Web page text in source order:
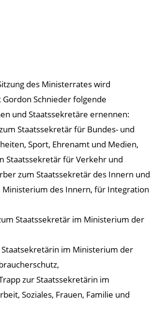
des Ministerrates wird
Schnieder folgende
und Staatssekretäre ernennen:
Staatssekretär für Bundes- und
Sport, Ehrenamt und Medien,
Staatssekretär für Verkehr und
zum Staatssekretär des Innern und
des Innern, für Integration
Staatssekretär im Ministerium der
Staatsekretärin im Ministerium der
zur Staatssekretärin im
Soziales, Frauen, Familie und